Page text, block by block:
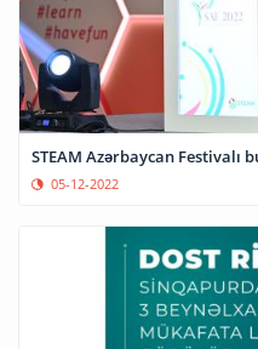
STEAM Azərbaycan Festivalı
05-12-2022